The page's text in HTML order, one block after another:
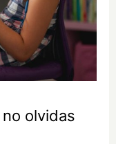
olvidas